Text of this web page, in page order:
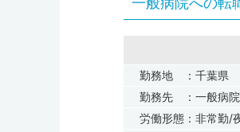
勤務地 ：千葉県
勤務先 ：一般病院
労働形態：非常勤/